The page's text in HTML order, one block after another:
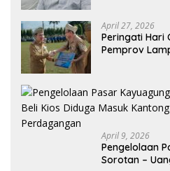
April 27, 2026
Peringati Hari
Pemprov
April 9, 2026
Pengelolaan
Sorotan –